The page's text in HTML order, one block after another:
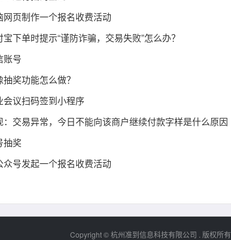
网页制作一个报名收费活动
下单时提示“谨防诈骗，交易失败”怎么办？
账号
奖功能怎么做？
会议扫码签到小程序
：交易异常，今日不能向该商户继续付款字样是什么原因
抽奖
众号发起一个报名收费活动
Copyright ©杭州准到信息科技有限公司 . 版权所有